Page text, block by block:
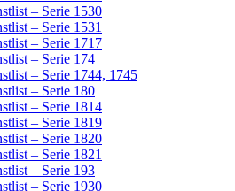
– Serie 1530
– Serie 1531
– Serie 1717
– Serie 174
– Serie 1744, 1745
– Serie 180
– Serie 1814
– Serie 1819
– Serie 1820
– Serie 1821
– Serie 193
– Serie 1930